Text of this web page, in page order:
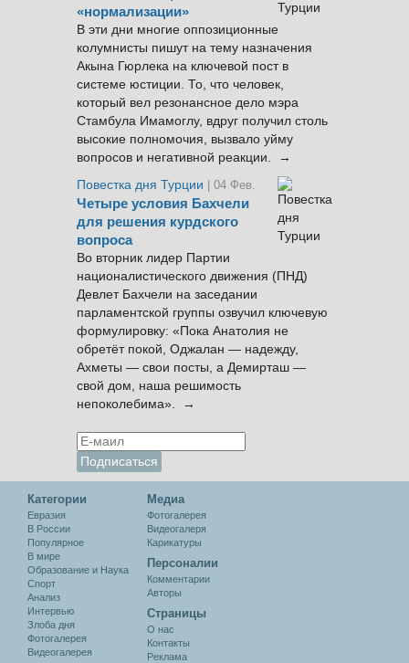
«нормализации»
В эти дни многие оппозиционные
колумнисты пишут на тему назначения
Акына Гюрлека на ключевой пост в
системе юстиции. То, что человек,
который вел резонансное дело мэра
Стамбула Имамоглу, вдруг получил столь
высокие полномочия, вызвало уйму
вопросов и негативной реакции. →
Повестка дня Турции
| 04 Фев.
Четыре условия Бахчели
для решения курдского
вопроса
Во вторник лидер Партии
националистического движения (ПНД)
Девлет Бахчели на заседании
парламентской группы озвучил ключевую
формулировку: «Пока Анатолия не
обретёт покой, Оджалан — надежду,
Ахметы — свои посты, а Демирташ —
свой дом, наша решимость
непоколебима». →
Категории
Евразия
В России
Популярное
В мире
Образование и Наука
Спорт
Анализ
Интервью
Злоба дня
Фотогалерея
Видеогалерея
Медиа
Фотогалерея
Видеогалеря
Карикатуры
Персоналии
Комментарии
Авторы
Cтраницы
О нас
Контакты
Реклама